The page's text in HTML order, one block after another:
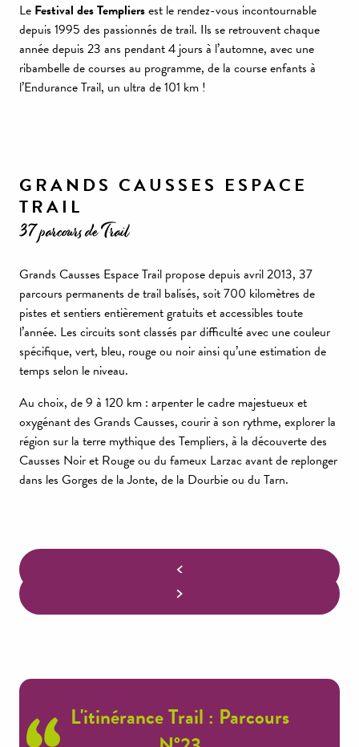
Le Festival des Templiersest le rendez-vous incontournable
depuis 1995 des passionnés de trail. Ils se retrouvent chaque
année depuis 23 ans pendant 4 jours à l’automne, avec une
ribambelle de courses au programme, de la course enfants à
l’Endurance Trail, un ultra de 101 km !
GRANDS CAUSSES ESPACE
TRAIL
37 parcours de Trail
Grands Causses Espace Trail propose depuis avril 2013, 37
parcours permanents de trail balisés, soit 700 kilomètres de
pistes et sentiers entièrement gratuits et accessibles toute
l’année. Les circuits sont classés par difficulté avec une couleur
spécifique, vert, bleu, rouge ou noir ainsi qu’une estimation de
temps selon le niveau.
Au choix, de 9 à 120 km : arpenter le cadre majestueux et
oxygénant des Grands Causses, courir à son rythme, explorer la
région sur la terre mythique des Templiers, à la découverte des
Causses Noir et Rouge ou du fameux Larzac avant de replonger
dans les Gorges de la Jonte, de la Dourbie ou du Tarn.
L'itinérance Trail : Parcours